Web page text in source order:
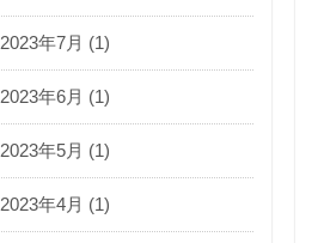
2023年7月 (1)
2023年6月 (1)
2023年5月 (1)
2023年4月 (1)